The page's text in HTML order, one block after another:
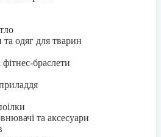
та одяг для тварин
браслети
та аксесуари